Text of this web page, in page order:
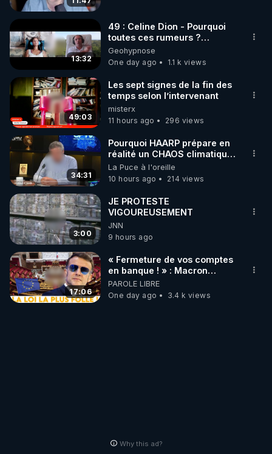
code : REGENERE10
▶ 30 jours gratuit sur l’application de méditation et
de bien-être ENVOL :
Rendez-vous sur https://www.envol.app/code
le code : REGENERE
13:32
49 : Celine Dion - Pourquoi
toutes ces rumeurs ?
Enquête sous hypnose
Geohypnose
One day ago
1.1 k views
49:03
Les sept signes de la fin des
temps selon l’intervenant
misterx
11 hours ago
296 views
34:31
Pourquoi HAARP prépare en
réalité un CHAOS climatique,
on répond
La Puce à l'oreille
10 hours ago
214 views
3:00
JE PROTESTE
VIGOUREUSEMENT
JNN
9 hours ago
17:06
« Fermeture de vos comptes
en banque ! » : Macron
impose une loi folle !
PAROLE LIBRE
One day ago
3.4 k views
Why this ad?